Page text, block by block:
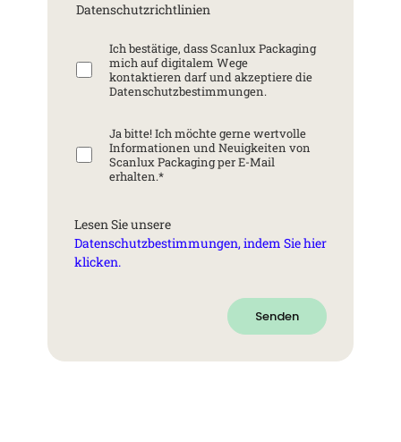
Datenschutzrichtlinien
Ich bestätige, dass Scanlux Packaging
mich auf digitalem Wege
kontaktieren darf und akzeptiere die
Datenschutzbestimmungen.
Ja bitte! Ich möchte gerne wertvolle
Informationen und Neuigkeiten von
Scanlux Packaging per E-Mail
erhalten.*
Lesen Sie unsere
Datenschutzbestimmungen, indem Sie hier
klicken.
Senden